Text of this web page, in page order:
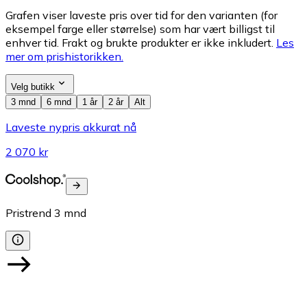
Grafen viser laveste pris over tid for den varianten (for
eksempel farge eller størrelse) som har vært billigst til
enhver tid. Frakt og brukte produkter er ikke inkludert. Les
mer om prishistorikken.
Velg butikk
3 mnd
6 mnd 1 år 2 år Alt
Laveste nypris akkurat nå
2 070 kr
Pristrend 3 mnd